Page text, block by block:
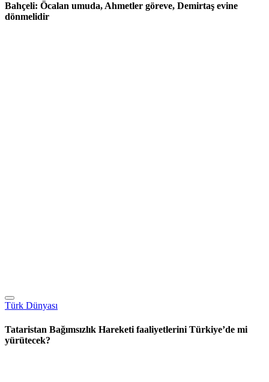
Bahçeli: Öcalan umuda, Ahmetler göreve, Demirtaş evine
dönmelidir
Türk Dünyası
Tataristan Bağımsızlık Hareketi faaliyetlerini Türkiye’de mi
yürütecek?